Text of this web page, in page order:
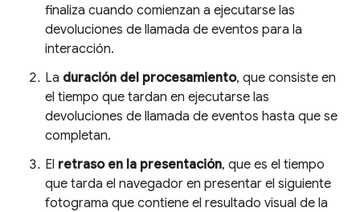
finaliza cuando comienzan a ejecutarse las
devoluciones de llamada de eventos para la
interacción.
La duración del procesamiento, que consiste en
el tiempo que tardan en ejecutarse las
devoluciones de llamada de eventos hasta que se
completan.
El retraso en la presentación, que es el tiempo
que tarda el navegador en presentar el siguiente
fotograma que contiene el resultado visual de la